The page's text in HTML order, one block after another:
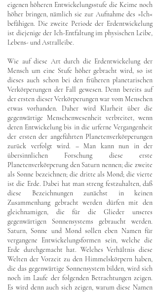
eigenen höheren Entwickelungsstufe die Keime noch
höher bringen, nämlich sie zur Aufnahme des »Ich«
befähigen. Die zweite Periode der Erdentwickelung
ist diejenige der Ich-Entfaltung im physischen Leibe,
Lebens- und Astralleibe.
Wie auf diese Art durch die Erdentwickelung der
Mensch um eine Stufe höher gebracht wird, so ist
dieses auch schon bei den früheren planetarischen
Verkörperungen der Fall gewesen. Denn bereits auf
der ersten dieser Verkörperungen war vom Menschen
etwas vorhanden. Daher wird Klarheit über die
gegenwärtige Menschenwesenheit verbreitet, wenn
deren Entwickelung bis in die urferne Vergangenheit
der ersten der angeführten Planetenverkörperungen
zurück verfolgt wird. – Man kann nun in der
übersinnlichen Forschung diese erste
Planetenverkörperung den Saturn nennen; die zweite
als Sonne bezeichnen; die dritte als Mond; die vierte
ist die Erde. Dabei hat man streng festzuhalten, daß
diese Bezeichnungen zunächst in keinen
Zusammenhang gebracht werden dürfen mit den
gleichnamigen, die für die Glieder unseres
gegenwärtigen Sonnensystems gebraucht werden.
Saturn, Sonne und Mond sollen eben Namen für
vergangene Entwickelungsformen sein, welche die
Erde durchgemacht hat. Welches Verhältnis diese
Welten der Vorzeit zu den Himmelskörpern haben,
die das gegenwärtige Sonnensystem bilden, wird sich
noch im Laufe der folgenden Betrachtungen zeigen.
Es wird denn auch sich zeigen, warum diese Namen